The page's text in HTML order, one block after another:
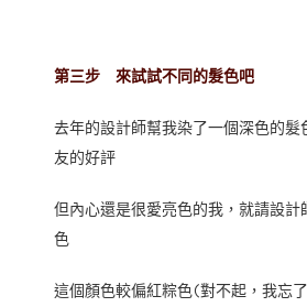
第三步 來試試不同的髮色吧
去年的設計師幫我染了一個深色的髮
友的好評
但內心還是很愛亮色的我，就請設計
色
這個顏色較偏紅粽色(對不起，我忘